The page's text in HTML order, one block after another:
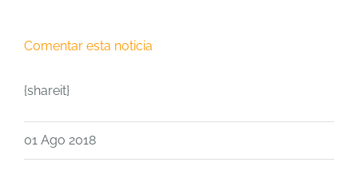
Comentar esta noticia
{shareit}
01 Ago 2018